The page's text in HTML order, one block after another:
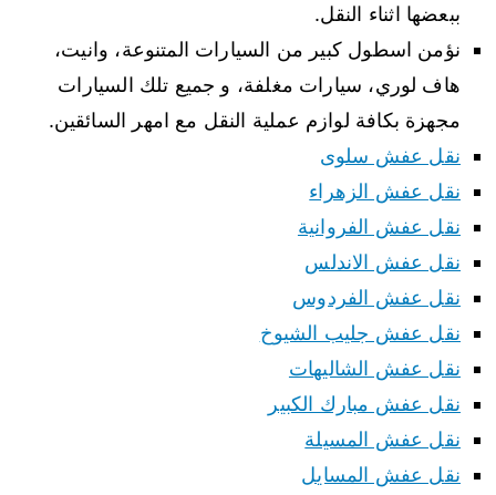
ببعضها اثناء النقل.
نؤمن اسطول كبير من السيارات المتنوعة، وانيت،
هاف لوري، سيارات مغلفة، و جميع تلك السيارات
مجهزة بكافة لوازم عملية النقل مع امهر السائقين.
نقل عفش سلوى
نقل عفش الزهراء
نقل عفش الفروانية
نقل عفش الاندلس
نقل عفش الفردوس
نقل عفش جليب الشيوخ
نقل عفش الشاليهات
نقل عفش مبارك الكبير
نقل عفش المسيلة
نقل عفش المسايل